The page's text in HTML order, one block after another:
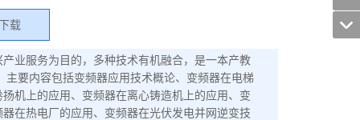
载
业服务为目的，多种技术有机融合，是一本产教
要内容包括变频器应用技术概论、变频器在电梯
机上的应用、变频器在离心铸造机上的应用、变
在热电厂的应用、变频器在光伏发电并网逆变技